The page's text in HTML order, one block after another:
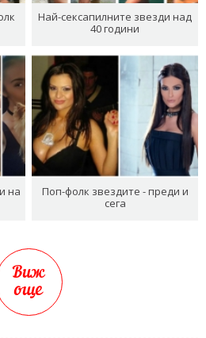
Най-сексапилните звезди над
40 години
на
Поп-фолк звездите - преди и
сега
Виж
още